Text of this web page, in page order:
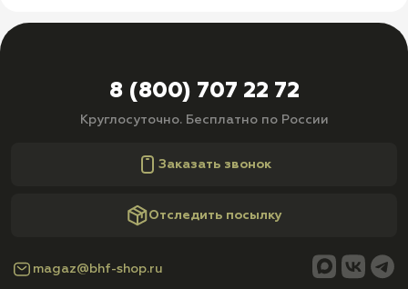
8 (800) 707 22 72
Круглосуточно. Бесплатно по России
Заказать звонок
Отследить посылку
magaz@bhf-shop.ru